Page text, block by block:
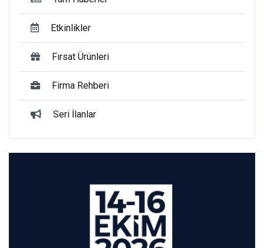
Etkinlikler
Fırsat Ürünleri
Firma Rehberi
Seri İlanlar